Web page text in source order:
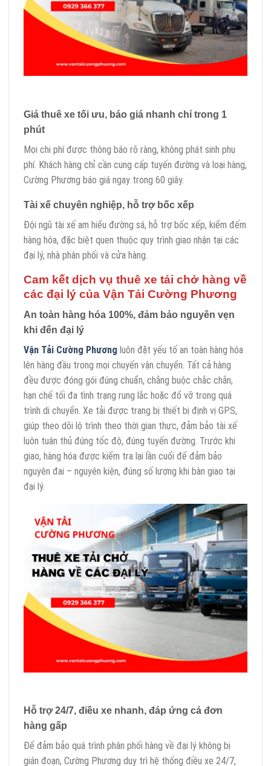
Giá thuê xe tối ưu, báo giá nhanh chỉ trong 1
phút
Mọi chi phí được thông báo rõ ràng, không phát sinh phụ
phí. Khách hàng chỉ cần cung cấp tuyến đường và loại hàng,
Cường Phương báo giá ngay trong 60 giây.
Tài xế chuyên nghiệp, hỗ trợ bốc xếp
Đội ngũ tài xế am hiểu đường sá, hỗ trợ bốc xếp, kiểm đếm
hàng hóa, đặc biệt quen thuộc quy trình giao nhận tại các
đại lý, nhà phân phối và cửa hàng.
Cam kết dịch vụ thuê xe tải chở hàng về
các đại lý của Vận Tải Cường Phương
An toàn hàng hóa 100%, đảm bảo nguyên vẹn
khi đến đại lý
Vận Tải Cường Phương luôn đặt yếu tố an toàn hàng hóa
lên hàng đầu trong mọi chuyến vận chuyển. Tất cả hàng
đều được đóng gói đúng chuẩn, chằng buộc chắc chắn,
hạn chế tối đa tình trạng rung lắc hoặc đổ vỡ trong quá
trình di chuyển. Xe tải được trang bị thiết bị định vị GPS,
giúp theo dõi lộ trình theo thời gian thực, đảm bảo tài xế
luôn tuân thủ đúng tốc độ, đúng tuyến đường. Trước khi
giao, hàng hóa được kiểm tra lại lần cuối để đảm bảo
nguyên đai – nguyên kiện, đúng số lượng khi bàn giao tại
đại lý.
Hỗ trợ 24/7, điều xe nhanh, đáp ứng cả đơn
hàng gấp
Để đảm bảo quá trình phân phối hàng về đại lý không bị
gián đoạn, Cường Phương duy trì hệ thống điều xe 24/7,